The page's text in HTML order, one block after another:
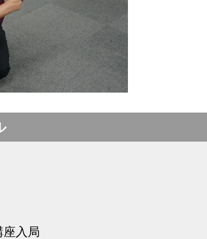
入局